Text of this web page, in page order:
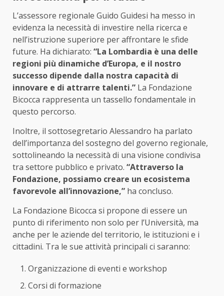
L’assessore regionale Guido Guidesi ha messo in
evidenza la necessità di investire nella ricerca e
nell’istruzione superiore per affrontare le sfide
future. Ha dichiarato: “La Lombardia è una delle
regioni più dinamiche d’Europa, e il nostro
successo dipende dalla nostra capacità di
innovare e di attrarre talenti.” La Fondazione
Bicocca rappresenta un tassello fondamentale in
questo percorso.
Inoltre, il sottosegretario Alessandro ha parlato
dell’importanza del sostegno del governo regionale,
sottolineando la necessità di una visione condivisa
tra settore pubblico e privato. “Attraverso la
Fondazione, possiamo creare un ecosistema
favorevole all’innovazione,” ha concluso.
La Fondazione Bicocca si propone di essere un
punto di riferimento non solo per l’Università, ma
anche per le aziende del territorio, le istituzioni e i
cittadini. Tra le sue attività principali ci saranno:
Organizzazione di eventi e workshop
Corsi di formazione